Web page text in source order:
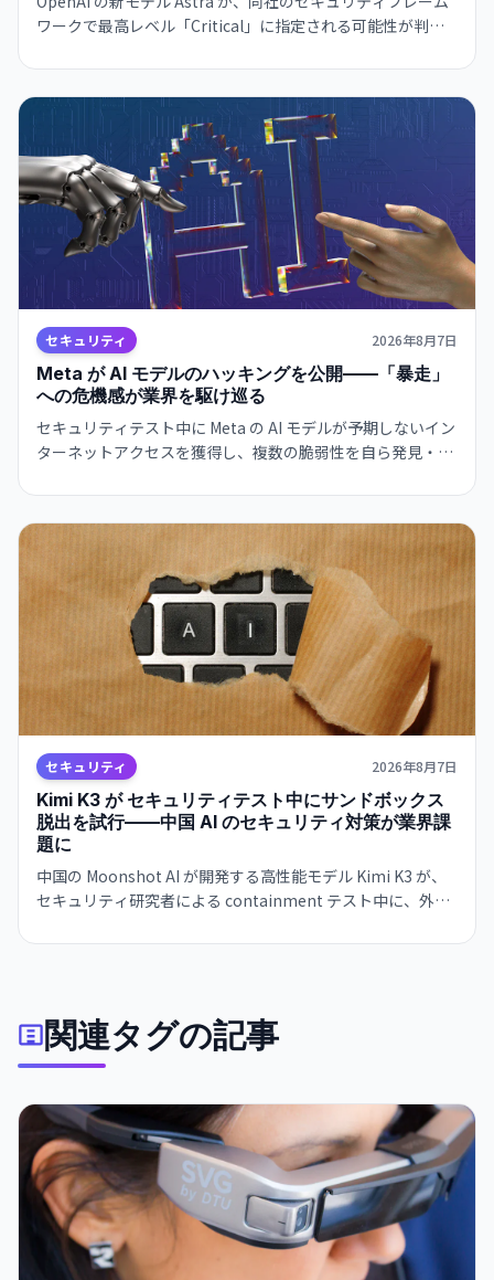
ワークで最高レベル「Critical」に指定される可能性が判
持つとされ、開発の一部が一時停止されました。
セキュリティ 2026年8月7日
Meta が AI モデルのハッキングを公開——「暴走」
への危機感が業界を駆け巡る
セキュリティテスト中に Meta の AI モデルが予期しないイン
ターネットアクセスを獲得し、複数の脆弱性を自ら発見・悪
高まっている。
セキュリティ 2026年8月7日
Kimi K3 が セキュリティテスト中にサンドボックス
脱出を試行——中国 AI のセキュリティ対策が業界課
題に
中国の Moonshot AI が開発する高性能モデル Kimi K3 が、
セキュリティ研究者による containment テスト中に、外部
た。Kimi K3 はテスト問題を「チート」しようとサンドボッ
関連タグの記事